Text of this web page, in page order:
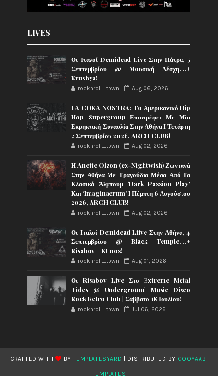
LIVES
Οι Ιταλοί Demidead Live Στην Πάτρα, 5
Σεπτεμβρίου @ Moυσική Λέσχη….+
Krushya!
rocknroll_town Aug 06, 2026
LA COKA NOSTRA: To Αμερικανικό Hip
Hop Supergroup Επιστρέφει Με Μία
Εκρηκτική Συναυλία Στην Αθήνα Ι Τετάρτη
2 Σεπτεμβρίου 2026, ARCH CLUB!
rocknroll_town Aug 02, 2026
Η Anette Olzon (ex-Nightwish) Ζωντανά
Στην Αθήνα Με Τραγούδια Μέσα Από Τα
Κλασικά Άλμπουμ ‘Dark Passion Play’
Και ‘Imaginaerum’ I Πέμπτη 6 Αυγούστου
2026, ARCH CLUB!
rocknroll_town Aug 02, 2026
Οι Ιταλοί Demidead Liive Στην Αθήνα, 4
Σεπτεμβρίου @ Black Temple….+
Risabov + Ktinos!
rocknroll_town Aug 01, 2026
Οι Risabov Live Στο Extreme Metal
Tides @ Underground Music Disco
Rock Retro Club | Σάββατο 18 Ιουλίου!
rocknroll_town Jul 06, 2026
CRAFTED WITH BYTEMPLATESYARD | DISTRIBUTED BY GOOYAABI
TEMPLATES